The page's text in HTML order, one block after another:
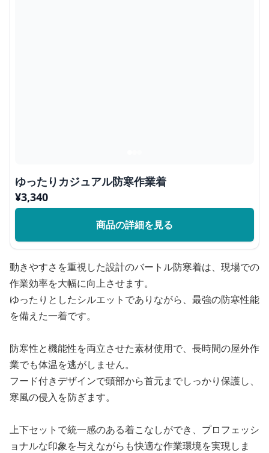
ゆったりカジュアル防寒作業着
¥3,340
商品の詳細を見る
動きやすさを重視した設計のバートル防寒着は、現場での
作業効率を大幅に向上させます。
ゆったりとしたシルエットでありながら、最強の防寒性能
を備えた一着です。
防寒性と機能性を両立させた素材使用で、長時間の屋外作
業でも体温を逃がしません。
フード付きデザインで頭部から首元までしっかり保護し、
寒風の侵入を防ぎます。
上下セットで統一感のある着こなしができ、プロフェッシ
ョナルな印象を与えながらも快適な作業環境を実現しま